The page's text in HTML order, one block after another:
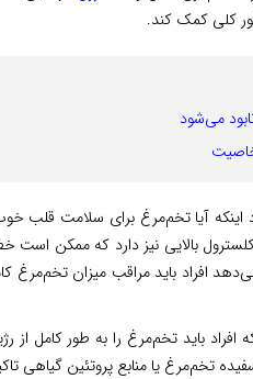
کلی کمک کند.
آیا تخم‌مرغ برای سلامت قلب
بالایی نیز دارد که ممکن است
افراد باید مراقب میزان
افراد باید تخم‌مرغ را به طور کامل
تخم‌مرغ یا منابع پروتئین گیاهی